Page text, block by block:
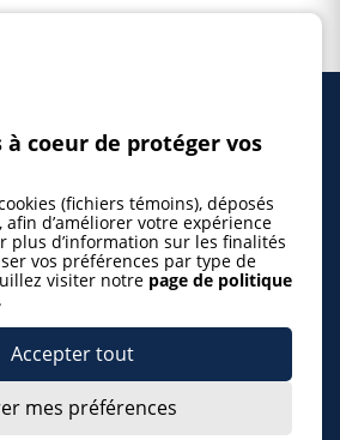
de la Mauricie. Tous droits
à coeur de protéger vos
(fichiers témoins), déposés
d’améliorer votre expérience
plus d’information sur les finalités
vos préférences par type de
visiter notre page de politique
.
Accepter tout
mes préférences